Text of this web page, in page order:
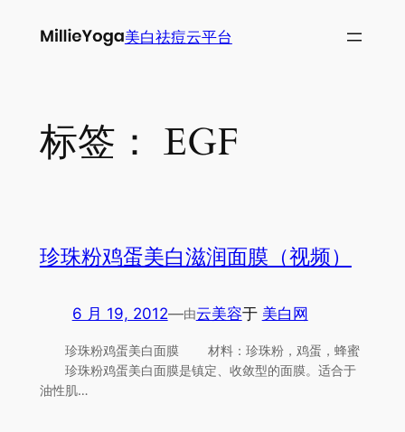
美白祛痘云平台
标签： EGF
珍珠粉鸡蛋美白滋润面膜（视频）
6 月 19, 2012—由云美容于 美白网
珍珠粉鸡蛋美白面膜 材料：珍珠粉，鸡蛋，蜂蜜
珍珠粉鸡蛋美白面膜是镇定、收敛型的面膜。适合于
油性肌…